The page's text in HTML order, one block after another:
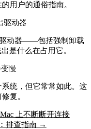
用户的通俗指南。
驱动器
驱动器——包括强制卸载
是什么在占用它。
慢
统，但它常常如此。这
复。
上不断断开连接
排查指南 →